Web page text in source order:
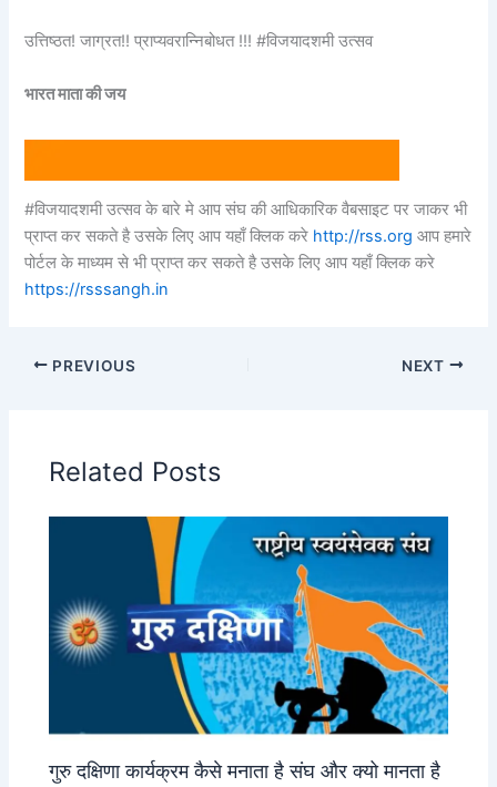
उत्तिष्ठत! जाग्रत!! प्राप्यवरान्निबोधत !!! #विजयादशमी उत्सव
भारत माता की जय
#विजयादशमी उत्सव के बारे मे आप संघ की आधिकारिक वैबसाइट पर जाकर भी
प्राप्त कर सकते है उसके लिए आप यहाँ क्लिक करे http://rss.org आप हमारे
पोर्टल के माध्यम से भी प्राप्त कर सकते है उसके लिए आप यहाँ क्लिक करे
https://rsssangh.in
PREVIOUS NEXT
Related Posts
गुरु दक्षिणा कार्यक्रम कैसे मनाता है संघ और क्यो मानता है